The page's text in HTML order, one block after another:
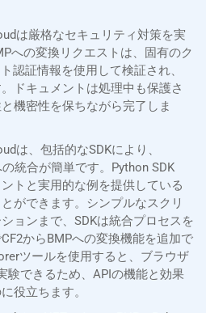
は厳格なセキュリティ対策を実
への変換リクエストは、固有のク
認証情報を使用して検証され、
ドキュメントは処理中も保護さ
機密性を保ちながら完了しま
は、包括的なSDKにより、
統合が簡単です。Python SDK
トと実用的な例を提供している
ができます。シンプルなスクリ
ョンまで、SDKは統合プロセスを
からBMPへの変換機能を追加で
ツールを使用すると、ブラウザ
験できるため、APIの機能と効果
役立ちます。